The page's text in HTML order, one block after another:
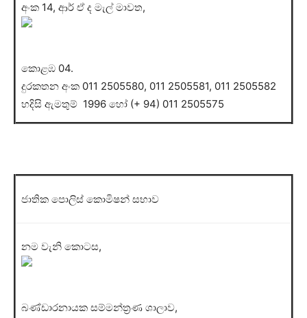
අංක 14, ආර් ඒ ද මැල් මාවත,
කොළඹ 04.
දුරකතන අංක 011 2505580, 011 2505581, 011 2505582
හදිසි ඇමතුම් 1996 හෝ (+ 94) 011 2505575
ජාතික පොලිස් කොමිෂන් සභාව
නම වැනි කොටස,
බණ්ඩාරනායක සම්මන්ත්‍රණ ශාලාව,